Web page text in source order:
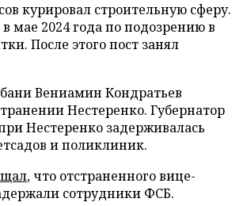
курировал строительную сферу.
мае 2024 года по подозрению в
После этого пост занял
Вениамин Кондратьев
Нестеренко. Губернатор
Нестеренко задерживалась
и поликлиник.
, что отстраненного вице-
сотрудники ФСБ.